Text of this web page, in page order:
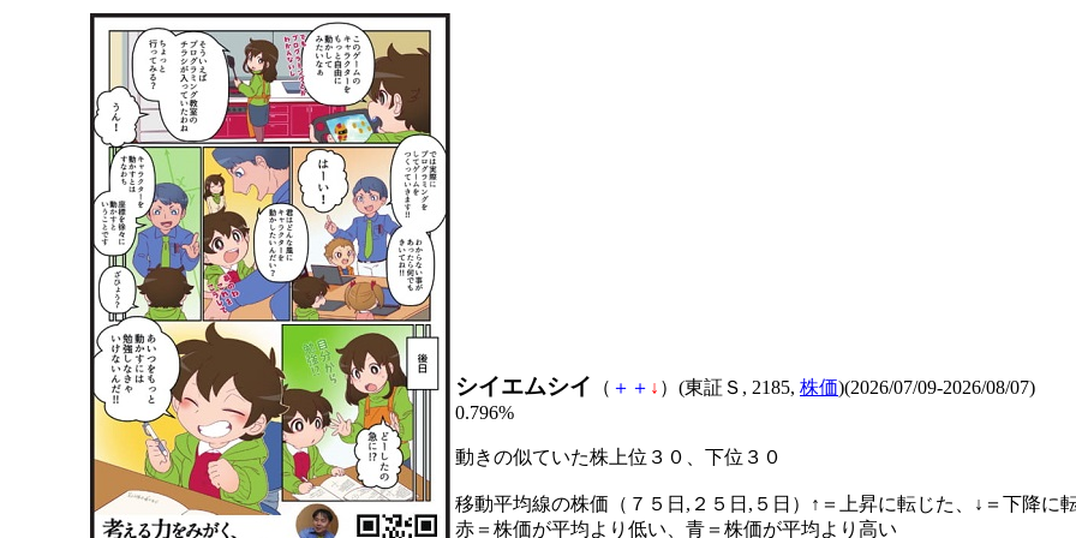
シイエムシイ （ ＋ ＋ ↓ ）(東証Ｓ, 2185, 株価)(2026/07/09-2026/08/07)
0.796%
動きの似ていた株上位３０、下位３０
移動平均線の株価（７５日,２５日,５日）↑＝上昇に転じた、↓＝下降に
赤＝株価が平均より低い、青＝株価が平均より高い